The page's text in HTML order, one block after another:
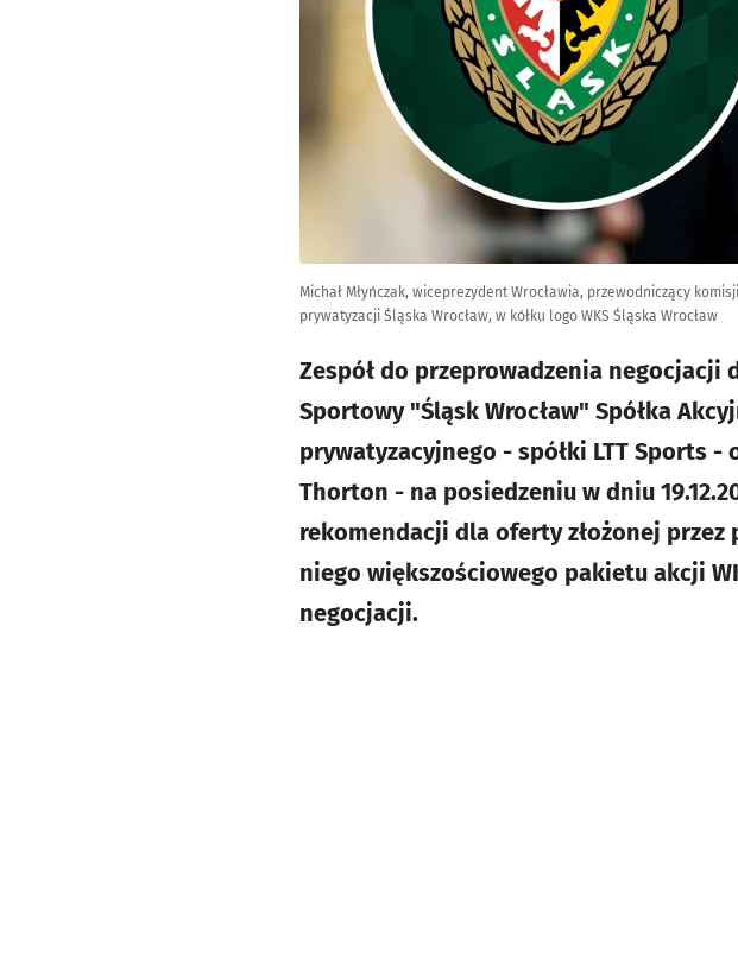
Michał Młyńczak, wiceprezydent Wrocławia, przewodniczący
prywatyzacji Śląska Wrocław, w kółku logo WKS Śląska Wrocław
Zespół do przeprowadzenia negocjacji
Sportowy "Śląsk Wrocław" Spółka
prywatyzacyjnego - spółki LTT Sports
Thorton - na posiedzeniu w dniu
rekomendacji dla oferty złożonej przez
niego większościowego pakietu akcji
negocjacji.